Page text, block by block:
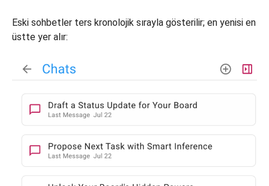
Eski sohbetler ters kronolojik sırayla gösterilir; en yenisi en
üstte yer alır: